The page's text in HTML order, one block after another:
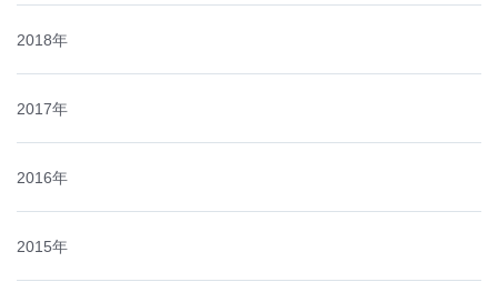
2018年
2017年
2016年
2015年